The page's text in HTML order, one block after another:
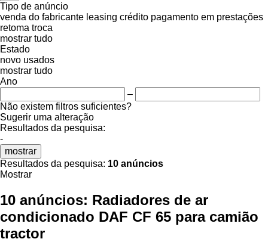
Tipo de anúncio
venda do fabricante leasing crédito pagamento em prestações
retoma troca
mostrar tudo
Estado
novo usados
mostrar tudo
Ano
–
Não existem filtros suficientes?
Sugerir uma alteração
Resultados da pesquisa:
-
mostrar
Resultados da pesquisa: 10 anúncios
Mostrar
10 anúncios: Radiadores de ar
condicionado DAF CF 65 para camião
tractor